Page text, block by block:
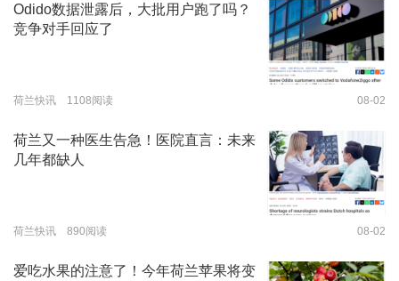
Odido数据泄露后，大批用户跑了吗？
竞争对手回应了
荷兰快讯 1108阅读 08-02
荷兰又一种医生告急！医院直言：未来
几年都缺人
荷兰快讯 890阅读 08-02
爱吃水果的注意了！今年荷兰苹果将变